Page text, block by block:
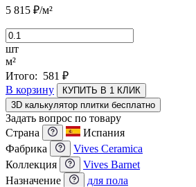
5 815 ₽/м²
шт
м²
Итого: 581 ₽
В корзину
КУПИТЬ В 1 КЛИК
3D калькулятор плитки бесплатно
Задать вопрос по товару
Страна
Испания
Фабрика
Vives Ceramica
Коллекция
Vives Barnet
Назначение
для пола